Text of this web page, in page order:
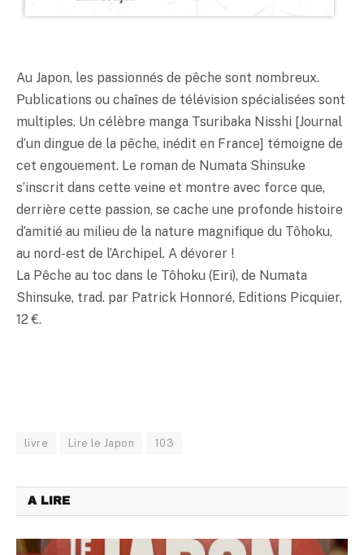
Au Japon, les passionnés de pêche sont nombreux.
Publications ou chaînes de télévision spécialisées sont
multiples. Un célèbre manga Tsuribaka Nisshi [Journal
d’un dingue de la pêche, inédit en France] témoigne de
cet engouement. Le roman de Numata Shinsuke
s’inscrit dans cette veine et montre avec force que,
derrière cette passion, se cache une profonde histoire
d’amitié au milieu de la nature magnifique du Tôhoku,
au nord-est de l’Archipel. A dévorer !
La Pêche au toc dans le Tôhoku (Eiri), de Numata
Shinsuke, trad. par Patrick Honnoré, Editions Picquier,
12 €.
livre Lire le Japon 103
A LIRE